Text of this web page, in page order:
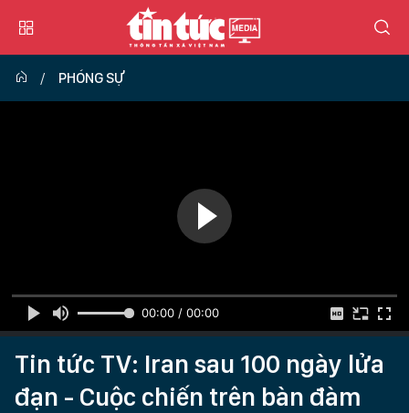
PHÓNG SỰ
00:00 / 00:00
Tin tức TV: Iran sau 100 ngày lửa
đạn - Cuộc chiến trên bàn đàm